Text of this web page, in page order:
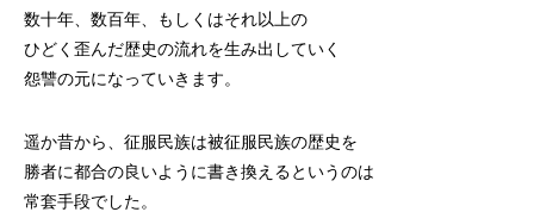
数十年、数百年、もしくはそれ以上の
ひどく歪んだ歴史の流れを生み出していく
怨讐の元になっていきます。
遥か昔から、征服民族は被征服民族の歴史を
勝者に都合の良いように書き換えるというのは
常套手段でした。